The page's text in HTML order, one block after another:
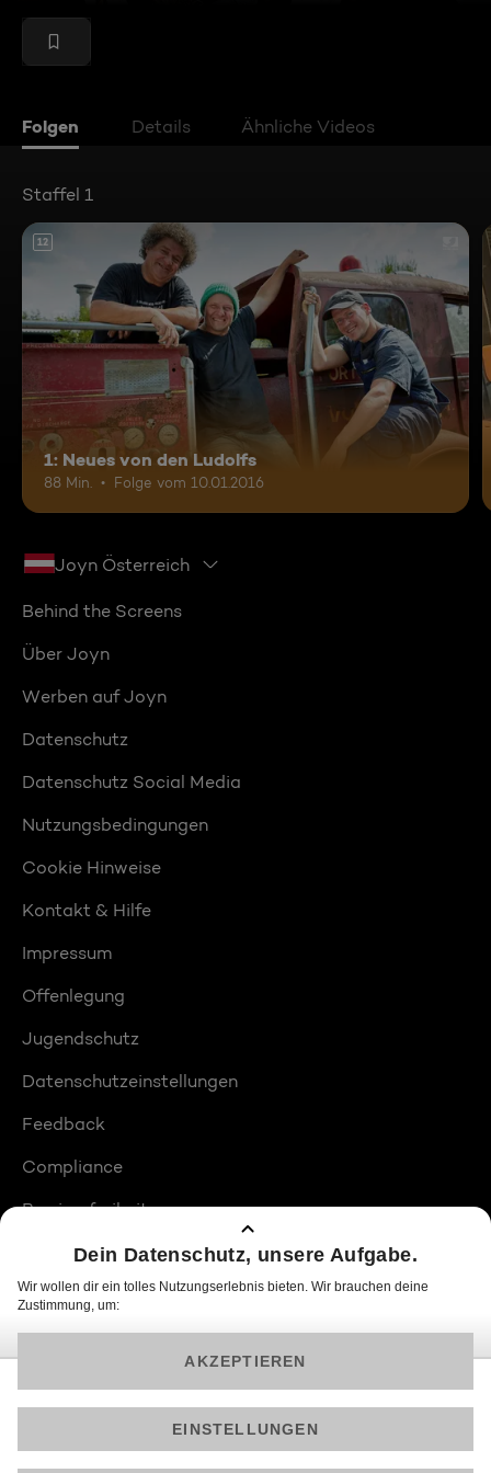
Folgen Details Ähnliche Videos
Staffel 1
12
1: Neues von den Ludolfs
88 Min. Folge vom 10.01.2016
Joyn Österreich
Behind the Screens
Über Joyn
Werben auf Joyn
Datenschutz
Datenschutz Social Media
Nutzungsbedingungen
Cookie Hinweise
Kontakt & Hilfe
Impressum
Offenlegung
Jugendschutz
Datenschutzeinstellungen
Feedback
Compliance
Barrierefreiheit
Produktplatzierungen